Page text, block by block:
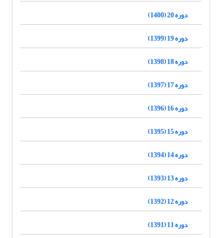
دوره 20 (1400)
دوره 19 (1399)
دوره 18 (1398)
دوره 17 (1397)
دوره 16 (1396)
دوره 15 (1395)
دوره 14 (1394)
دوره 13 (1393)
دوره 12 (1392)
دوره 11 (1391)